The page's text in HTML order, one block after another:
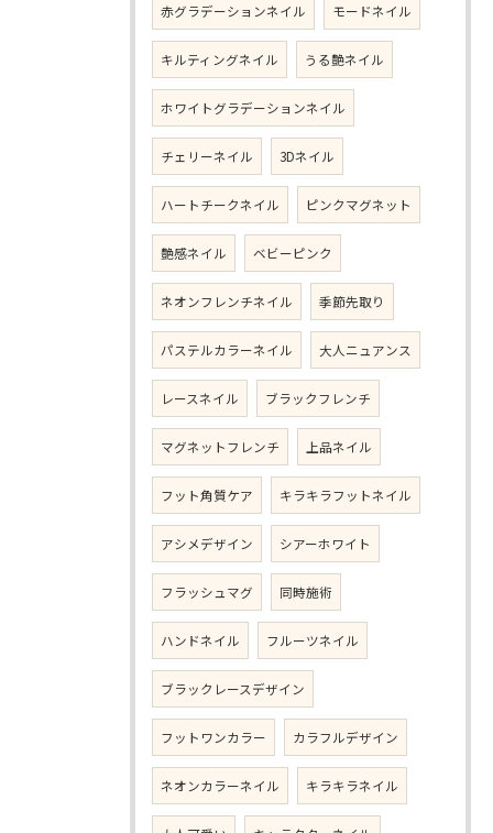
赤グラデーションネイル モードネイル
キルティングネイル うる艶ネイル
ホワイトグラデーションネイル
チェリーネイル 3Dネイル
ハートチークネイル ピンクマグネット
艶感ネイル ベビーピンク
ネオンフレンチネイル 季節先取り
パステルカラーネイル 大人ニュアンス
レースネイル ブラックフレンチ
マグネットフレンチ 上品ネイル
フット角質ケア キラキラフットネイル
アシメデザイン シアーホワイト
フラッシュマグ 同時施術
ハンドネイル フルーツネイル
ブラックレースデザイン
フットワンカラー カラフルデザイン
ネオンカラーネイル キラキラネイル